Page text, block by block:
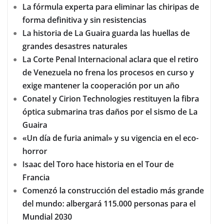
La fórmula experta para eliminar las chiripas de
forma definitiva y sin resistencias
La historia de La Guaira guarda las huellas de
grandes desastres naturales
La Corte Penal Internacional aclara que el retiro
de Venezuela no frena los procesos en curso y
exige mantener la cooperación por un año
Conatel y Cirion Technologies restituyen la fibra
óptica submarina tras daños por el sismo de La
Guaira
«Un día de furia animal» y su vigencia en el eco-
horror
Isaac del Toro hace historia en el Tour de
Francia
Comenzó la construcción del estadio más grande
del mundo: albergará 115.000 personas para el
Mundial 2030